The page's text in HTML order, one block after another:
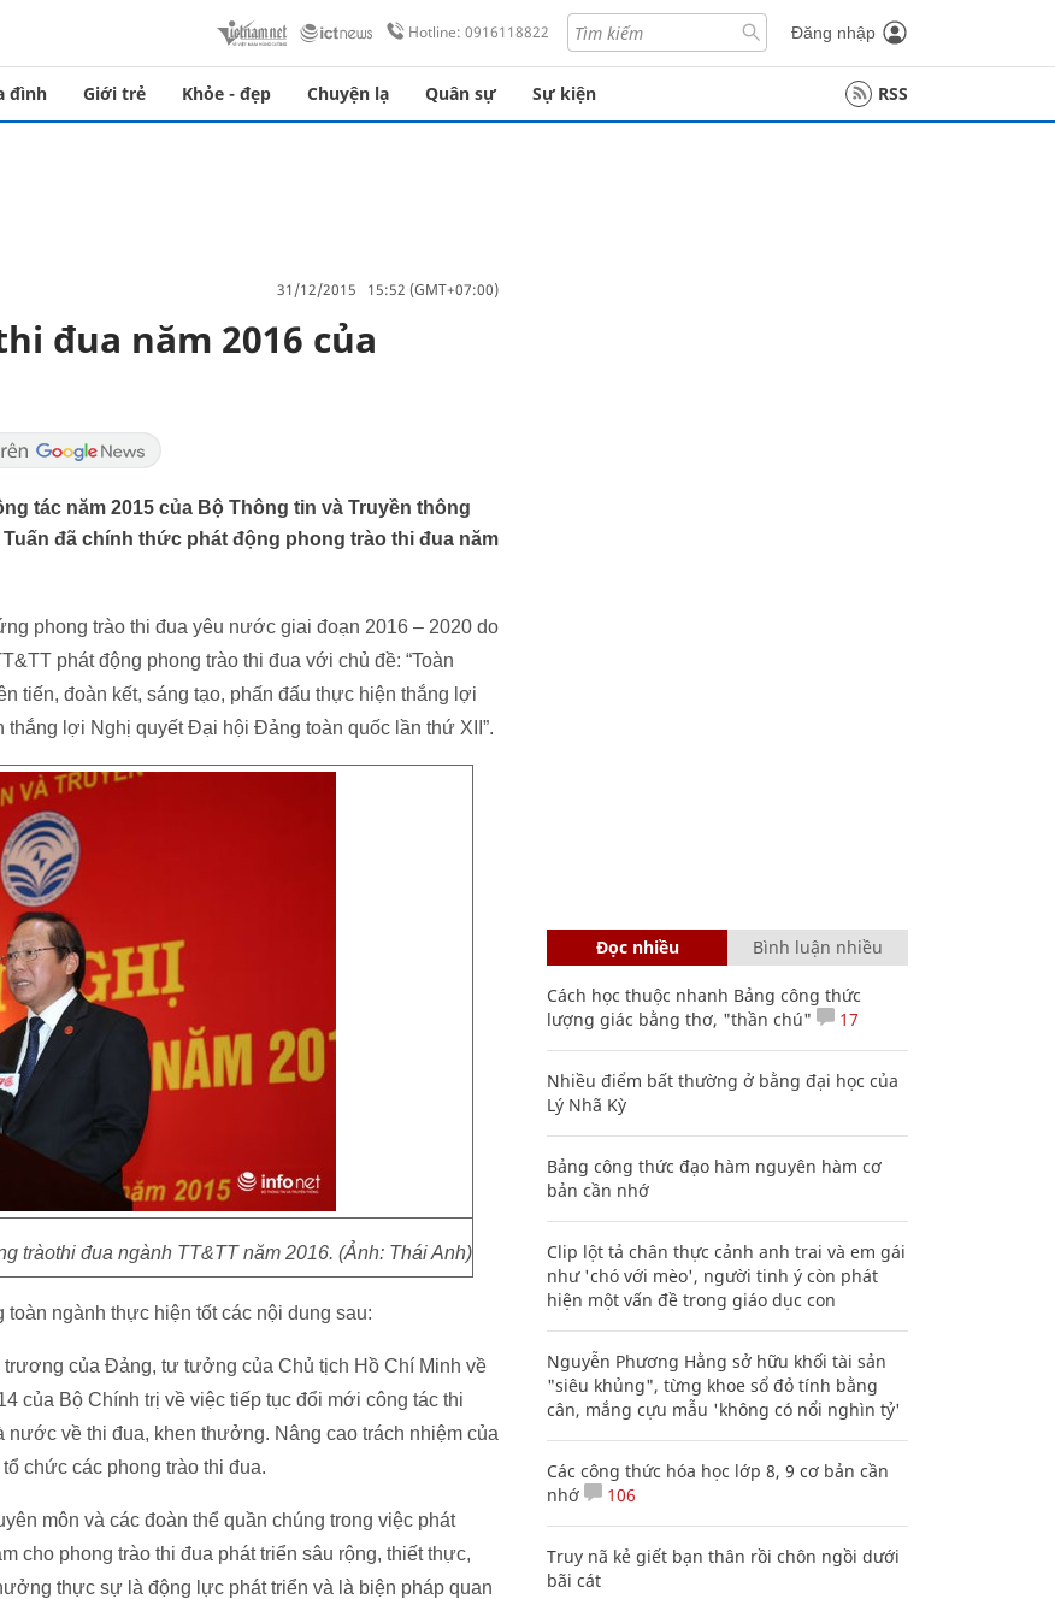
Hotline: 0916118822 Đăng nhập
đình Giới trẻ Khỏe - đẹp Chuyện lạ Quân sự Sự kiện RSS
31/12/2015 15:52 (GMT+07:00)
đua năm 2016 của
tác năm 2015 của Bộ Thông tin và Truyền thông
đã chính thức phát động phong trào thi đua năm
phong trào thi đua yêu nước giai đoạn 2016 – 2020 do
phát động phong trào thi đua với chủ đề: “Toàn
tiến, đoàn kết, sáng tạo, phấn đấu thực hiện thắng lợi
lợi Nghị quyết Đại hội Đảng toàn quốc lần thứ XII”.
tràothi đua ngành TT&TT năm 2016. (Ảnh: Thái Anh)
ngành thực hiện tốt các nội dung sau:
của Đảng, tư tưởng của Chủ tịch Hồ Chí Minh về
của Bộ Chính trị về việc tiếp tục đổi mới công tác thi
về thi đua, khen thưởng. Nâng cao trách nhiệm của
chức các phong trào thi đua.
môn và các đoàn thể quần chúng trong việc phát
cho phong trào thi đua phát triển sâu rộng, thiết thực,
thực sự là động lực phát triển và là biện pháp quan
Đọc nhiều Bình luận nhiều
Cách học thuộc nhanh Bảng công thức
lượng giác bằng thơ, "thần chú"
17
Nhiều điểm bất thường ở bằng đại học của
Lý Nhã Kỳ
Bảng công thức đạo hàm nguyên hàm cơ
bản cần nhớ
Clip lột tả chân thực cảnh anh trai và em gái
như 'chó với mèo', người tinh ý còn phát
hiện một vấn đề trong giáo dục con
Nguyễn Phương Hằng sở hữu khối tài sản
"siêu khủng", từng khoe sổ đỏ tính bằng
cân, mắng cựu mẫu 'không có nổi nghìn tỷ'
Các công thức hóa học lớp 8, 9 cơ bản cần
nhớ
106
Truy nã kẻ giết bạn thân rồi chôn ngồi dưới
bãi cát